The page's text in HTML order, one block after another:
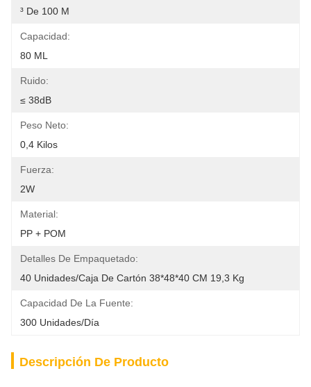
³ De 100 M
Capacidad:
80 ML
Ruido:
≤ 38dB
Peso Neto:
0,4 Kilos
Fuerza:
2W
Material:
PP + POM
Detalles De Empaquetado:
40 Unidades/caja De Cartón 38*48*40 CM 19,3 Kg
Capacidad De La Fuente:
300 Unidades/día
Descripción De Producto